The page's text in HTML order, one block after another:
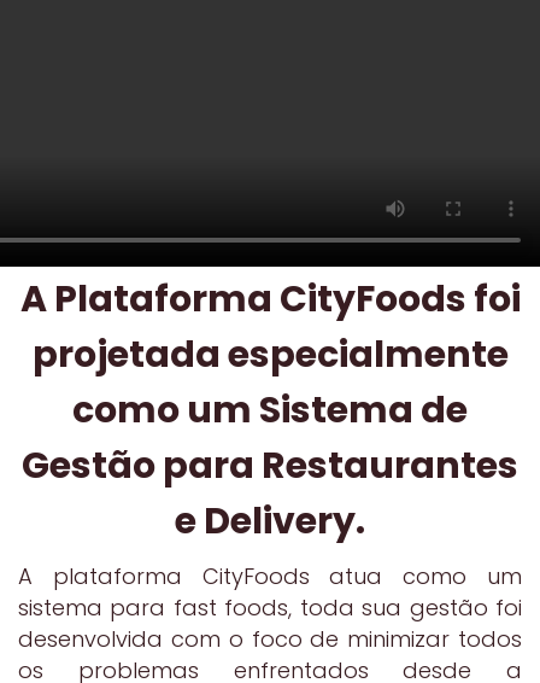
A Plataforma CityFoods foi
projetada especialmente
como um Sistema de
Gestão para Restaurantes
e Delivery.
A plataforma CityFoods atua como um
sistema para fast foods, toda sua gestão foi
desenvolvida com o foco de minimizar todos
os problemas enfrentados desde a